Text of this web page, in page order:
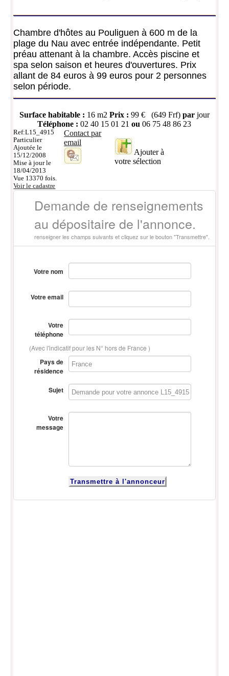
Chambre d'hôtes au Pouliguen à 600 m de la
plage du Nau avec entrée indépendante. Petit
préau attenant à la chambre. Accès piscine et
spa selon saison et heures d'ouvertures. Prix
allant de 84 euros à 99 euros pour 2 personnes
selon période.
Surface habitable : 16 m2 Prix : 99 € (649 Frf) parjour
Téléphone : 02 40 15 01 21ou 06 75 48 86 23
Ref:L15_4915
Particulier
Ajoutée le
15/12/2008
Mise à jour le
18/04/2013
Vue 13370 fois.
Voir le cadastre
Contact par
email
Ajouter à
votre sélection
Demande de renseignements
au dépositaire de l'annonce.
renseigner les champs suivants et cliquez sur le bouton "Transmettre".
Votre nom
Votre email
Votre
téléphone
(Avec l'indicatif pour les N° hors de France )
Pays de
résidence
Sujet
Votre
message